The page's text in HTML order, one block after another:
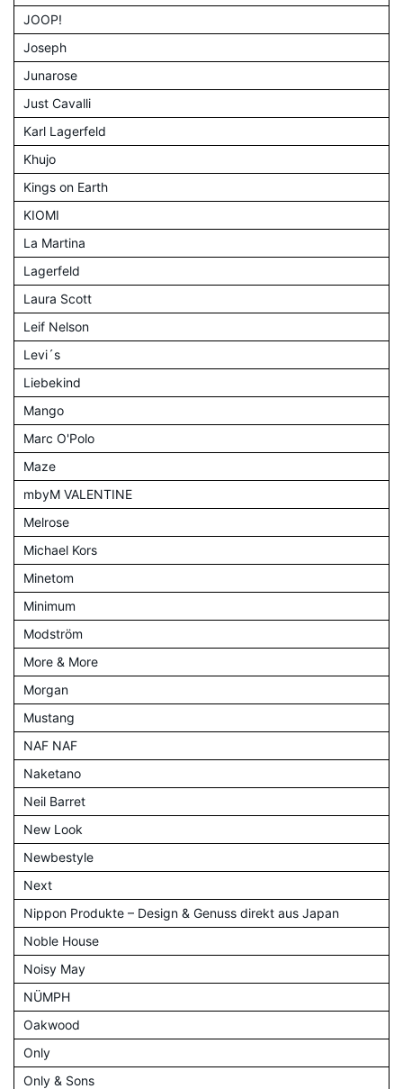
JOOP!
Joseph
Junarose
Just Cavalli
Karl Lagerfeld
Khujo
Kings on Earth
KIOMI
La Martina
Lagerfeld
Laura Scott
Leif Nelson
Levi´s
Liebekind
Mango
Marc O'Polo
Maze
mbyM VALENTINE
Melrose
Michael Kors
Minetom
Minimum
Modström
More & More
Morgan
Mustang
NAF NAF
Naketano
Neil Barret
New Look
Newbestyle
Next
Nippon Produkte – Design & Genuss direkt aus Japan
Noble House
Noisy May
NÜMPH
Oakwood
Only
Only & Sons